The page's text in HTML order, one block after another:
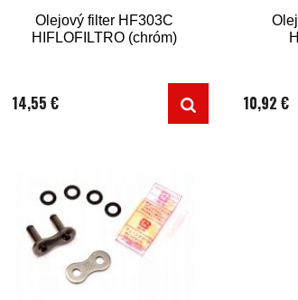
Olejový filter HF303C
HIFLOFILTRO (chróm)
14,55 € 10,92 €